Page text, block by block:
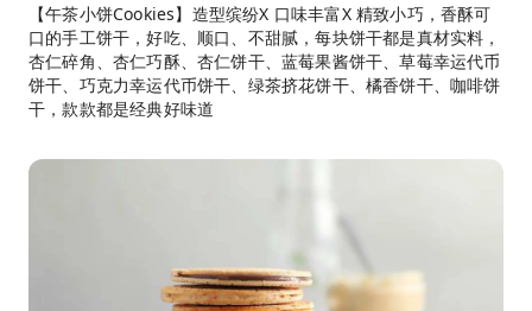
【午茶小饼Cookies】造型缤纷X 口味丰富X 精致小巧，香酥可
口的手工饼干，好吃、顺口、不甜腻，每块饼干都是真材实料，
杏仁碎角、杏仁巧酥、杏仁饼干、蓝莓果酱饼干、草莓幸运代币
饼干、巧克力幸运代币饼干、绿茶挤花饼干、橘香饼干、咖啡饼
干，款款都是经典好味道